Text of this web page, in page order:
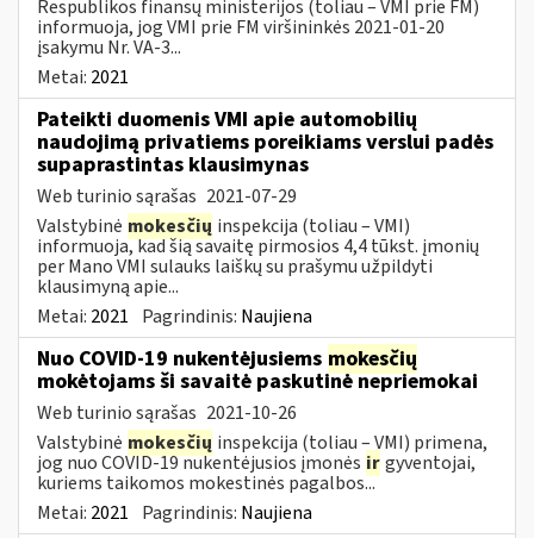
Respublikos finansų ministerijos (toliau – VMI prie FM)
informuoja, jog VMI prie FM viršininkės 2021-01-20
įsakymu Nr. VA-3...
Metai: 2021
Pateikti duomenis VMI apie automobilių
naudojimą privatiems poreikiams verslui padės
supaprastintas klausimynas
Web turinio sąrašas 2021-07-29
Valstybinė mokesčių inspekcija (toliau – VMI)
informuoja, kad šią savaitę pirmosios 4,4 tūkst. įmonių
per Mano VMI sulauks laiškų su prašymu užpildyti
klausimyną apie...
Metai: 2021 Pagrindinis: Naujiena
Nuo COVID-19 nukentėjusiems mokesčių
mokėtojams ši savaitė paskutinė nepriemokai
Web turinio sąrašas 2021-10-26
Valstybinė mokesčių inspekcija (toliau – VMI) primena,
jog nuo COVID-19 nukentėjusios įmonės irgyventojai,
kuriems taikomos mokestinės pagalbos...
Metai: 2021 Pagrindinis: Naujiena